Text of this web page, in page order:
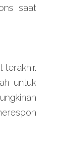
saat
terakhir.
untuk